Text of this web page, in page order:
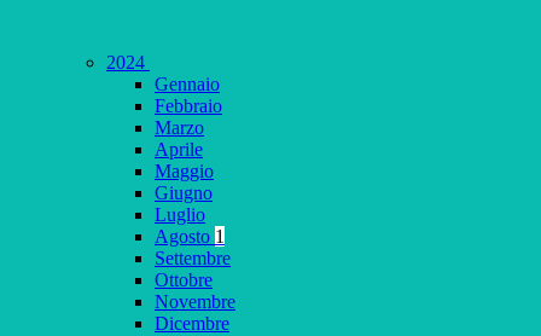
2024
Gennaio
Febbraio
Marzo
Aprile
Maggio
Giugno
Luglio
Agosto 1
Settembre
Ottobre
Novembre
Dicembre